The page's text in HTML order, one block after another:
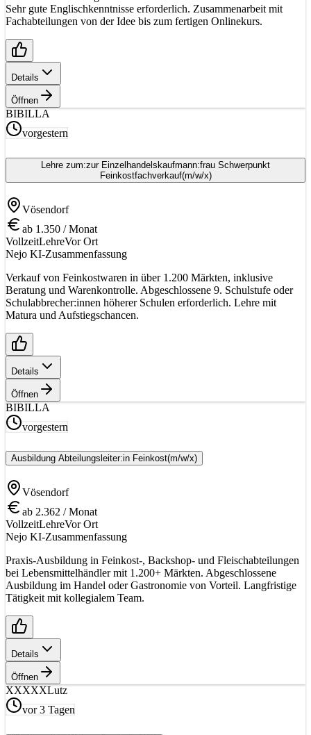
Sehr gute Englischkenntnisse erforderlich. Zusammenarbeit mit
Fachabteilungen von der Idee bis zum fertigen Onlinekurs.
Details
Öffnen
BIBILLA
vorgestern
Lehre zum:zur Einzelhandelskaufmann:frau Schwerpunkt
Feinkostfachverkauf(m/w/x)
Vösendorf
ab 1.350 / Monat
VollzeitLehreVor Ort
Nejo KI-Zusammenfassung
Verkauf von Feinkostwaren in über 1.200 Märkten, inklusive
Beratung und Warenkontrolle. Abgeschlossene 9. Schulstufe oder
Schulabbrecher:innen höherer Schulen erforderlich. Lehre mit
Matura und Aufstiegschancen.
Details
Öffnen
BIBILLA
vorgestern
Ausbildung Abteilungsleiter:in Feinkost(m/w/x)
Vösendorf
ab 2.362 / Monat
VollzeitLehreVor Ort
Nejo KI-Zusammenfassung
Praxis-Ausbildung in Feinkost-, Backshop- und Fleischabteilungen
bei Lebensmittelhändler mit 1.200+ Märkten. Abgeschlossene
Ausbildung im Handel oder Gastronomie von Vorteil. Langfristige
Tätigkeit mit kollegialem Team.
Details
Öffnen
XXXXXLutz
vor 3 Tagen